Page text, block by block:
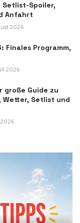
Setlist-Spoiler,
Anfahrt
2026
Finales Programm,
2026
große Guide zu
Wetter, Setlist und
2026